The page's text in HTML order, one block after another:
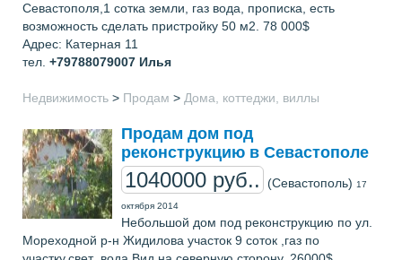
Севастополя,1 сотка земли, газ вода, прописка, есть
возможность сделать пристройку 50 м2. 78 000$
Адрес: Катерная 11
тел. +79788079007 Илья
Недвижимость > Продам > Дома, коттеджи, виллы
Продам дом под
реконструкцию в Севастополе
1040000 руб.. (Севастополь) 17
октября 2014
Небольшой дом под реконструкцию по ул.
Мореходной р-н Жидилова участок 9 соток ,газ по